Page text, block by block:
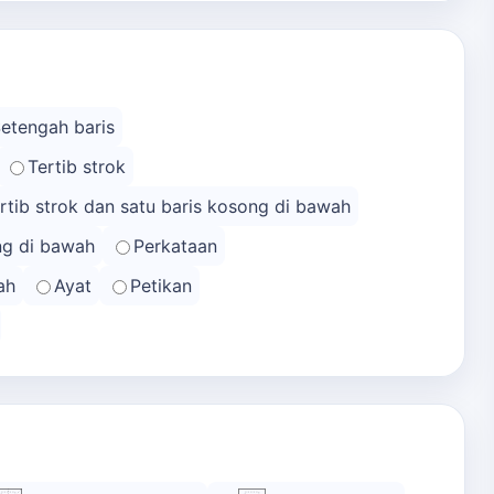
baris
Tertib strok
strok dan satu baris kosong di bawah
di bawah
Perkataan
Ayat Petikan